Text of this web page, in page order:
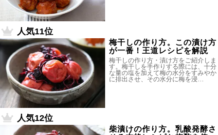
人気11位
梅干しの作り方。この漬け方
が一番！王道レシピを解説
梅干しの作り方・漬け方をご紹介しま
す。梅干しを手作りする際には、十分
な量の塩を加えて梅の水分をすみやか
に排出させ、その水分に梅を浸…
人気12位
柴漬けの作り方。乳酸発酵さ